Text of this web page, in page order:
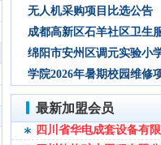
国内信用证结算服务结果公
成品采购竞争性磋商公告
无人机采购项目比选公告
成都高新区石羊社区卫生
积分银行服务采购项目中
绵阳市安州区调元实验小
桌椅项目询价公告
学院2026年暑期校园维修
公告
最新加盟会员
四川多元基石建设工程管
凉山泽锦人力资源服务
内江市科达服装有限公司
首辅工程设计有限公司
四川昱阳工程项目管理
标领建设集团有限公司
四川聚物汇商贸有限公司
上海锡鼎实业有限公司
四川省华电成套设备有限
四川钧屹矿山工程有限